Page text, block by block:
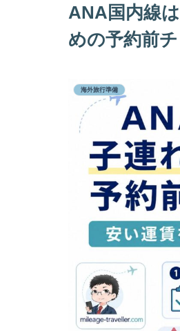
ANA国内線
めの予約前
海外旅行準備